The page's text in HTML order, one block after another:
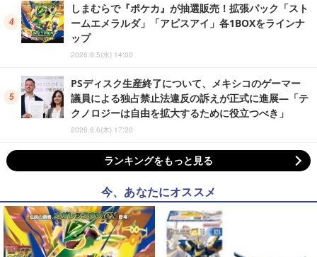
しまむらで『ポケカ』が抽選販売！拡張パック「スト
ームエメラルダ」「アビスアイ」各1BOXをラインナ
ップ
2026.8.5(水) 14:00
PSディスク生産終了について、メキシコのゲーマー
議員による独占禁止法違反の訴えが正式に進展―「テ
クノロジーは自由を拡大するために役立つべき」
2026.8.6(木) 17:20
ランキングをもっと見る
今、あなたにオススメ